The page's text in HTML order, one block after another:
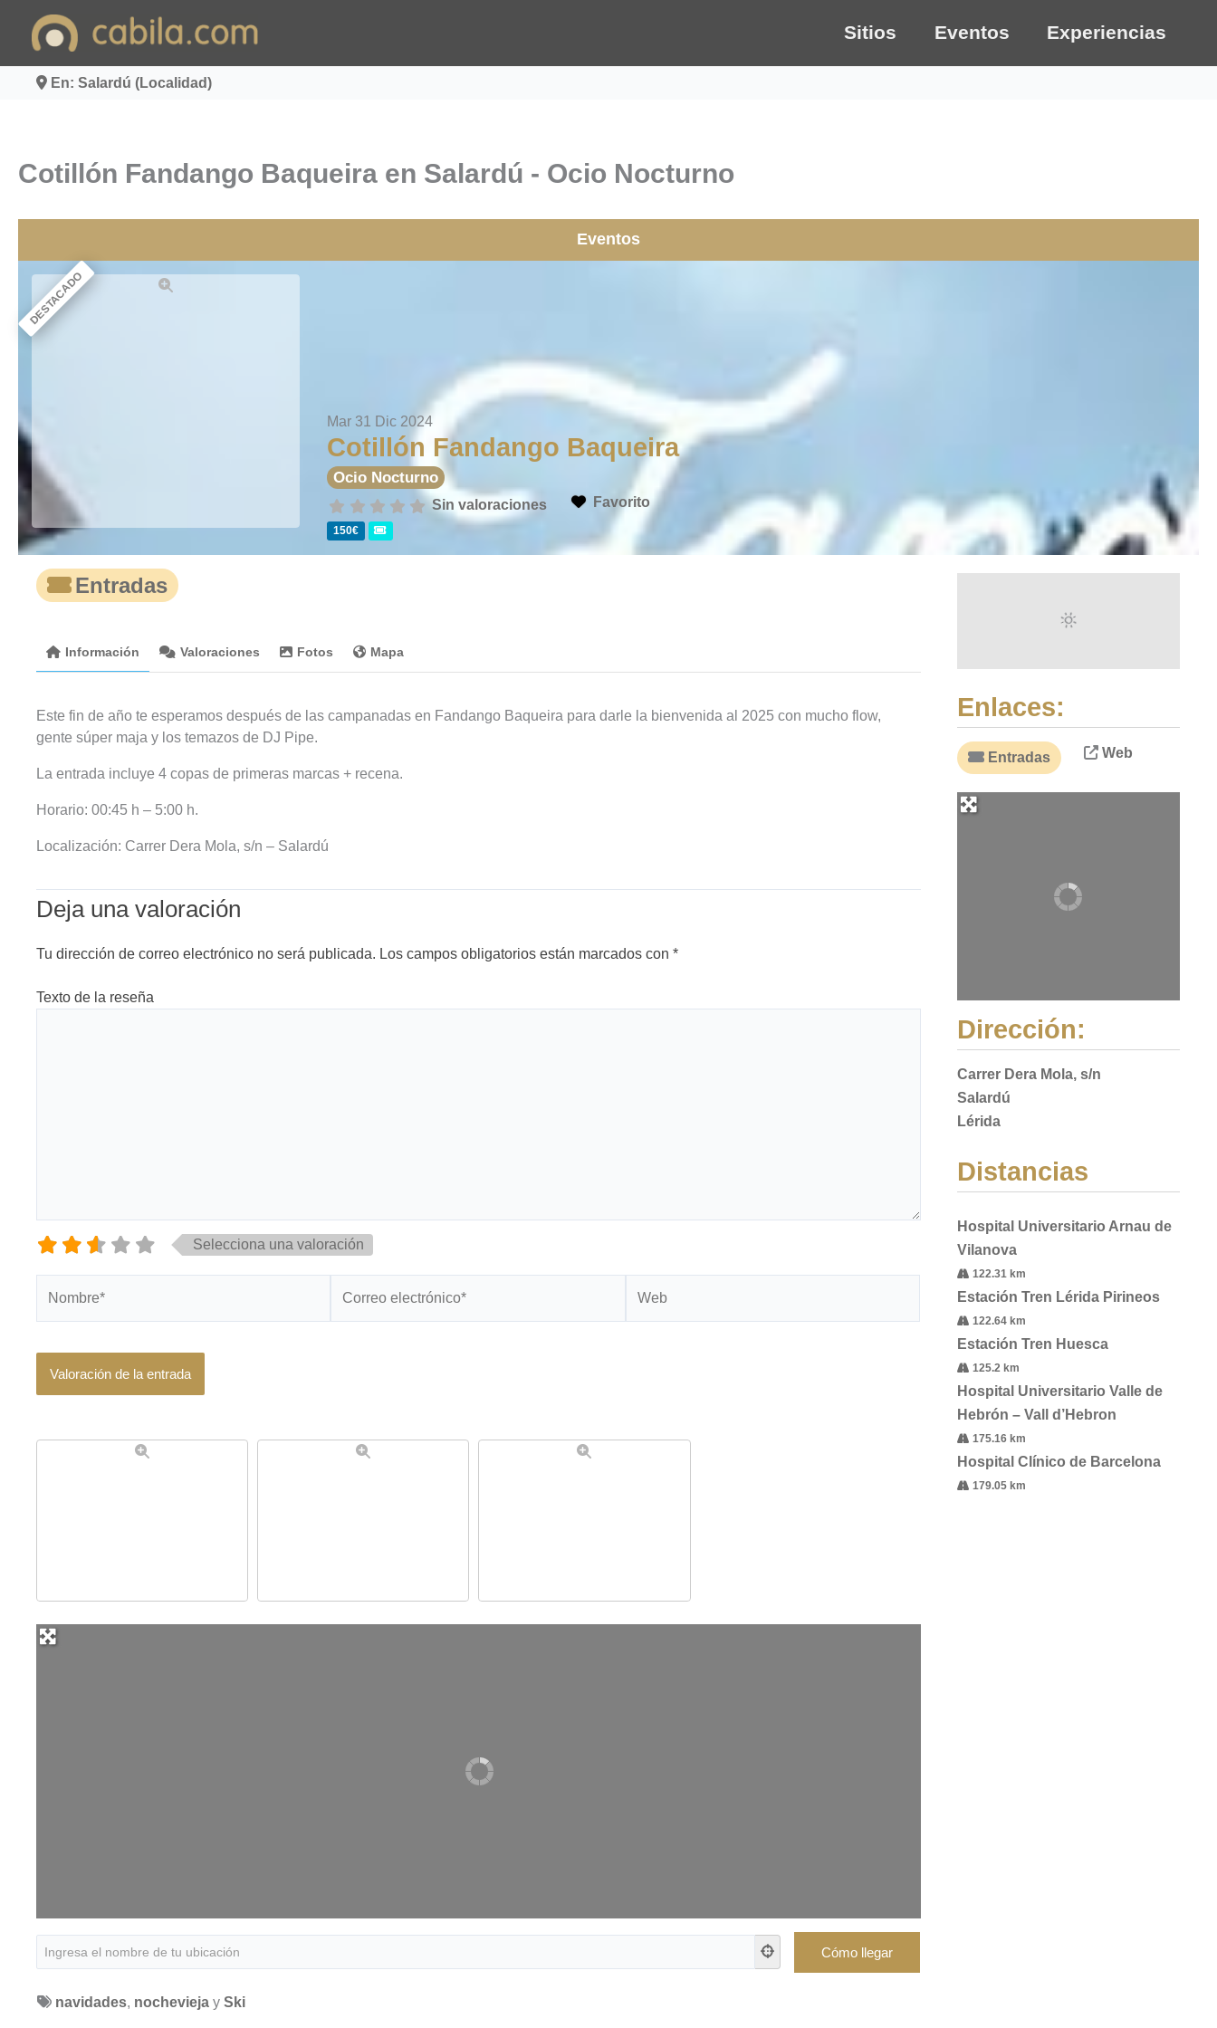
Sitios Eventos Experiencias
En: Salardú (Localidad)
Cotillón Fandango Baqueira en Salardú - Ocio Nocturno
Eventos
DESTACADO
Mar 31 Dic 2024
Cotillón Fandango Baqueira
Ocio Nocturno
Sin valoraciones Favorito
150€
Entradas
Información Valoraciones Fotos Mapa
Este fin de año te esperamos después de las campanadas en Fandango Baqueira para darle la bienvenida al 2025 con mucho flow,
gente súper maja y los temazos de DJ Pipe.
La entrada incluye 4 copas de primeras marcas + recena.
Horario: 00:45 h – 5:00 h.
Localización: Carrer Dera Mola, s/n – Salardú
Deja una valoración
Tu dirección de correo electrónico no será publicada. Los campos obligatorios están marcados con *
Texto de la reseña
Selecciona una valoración
electrónico*
navidades, nocheviejay Ski
Enlaces:
Entradas Web
Dirección:
Carrer Dera Mola, s/n
Salardú
Lérida
Distancias
Hospital Universitario Arnau de
Vilanova
122.31 km
Estación Tren Lérida Pirineos
122.64 km
Estación Tren Huesca
125.2 km
Hospital Universitario Valle de
Hebrón – Vall d’Hebron
175.16 km
Hospital Clínico de Barcelona
179.05 km